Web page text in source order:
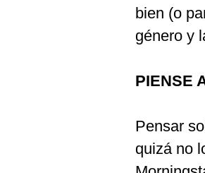
bien (o
género y
PIENSE
Pensar
quizá no